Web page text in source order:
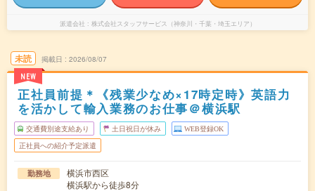
派遣会社 株式会社スタッフサービス（神奈川・千葉・埼玉エリア）
未読
NEW
掲載日 2026/08/07
正社員前提＊《残業少なめ×17時定時》英語力
を活かして輸入業務のお仕事＠横浜駅
交通費別途支給あり 土日祝日が休み WEB登録OK
正社員への紹介予定派遣
勤務地
横浜市西区
横浜駅から徒歩8分